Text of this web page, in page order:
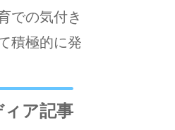
での気付き
積極的に発
ア記事